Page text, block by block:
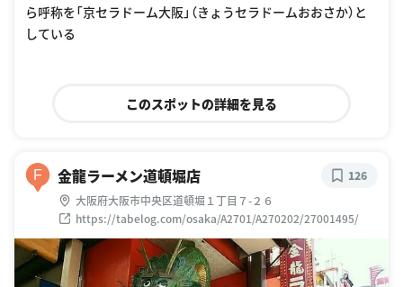
ら呼称を「京セラドーム大阪」（きょうセラドームおおさか）と
している
このスポットの詳細を見る
F 金龍ラーメン道頓堀店
大阪府大阪市中央区道頓堀１丁目７-２６
https://tabelog.com/osaka/A2701/A270202/27001495/
126